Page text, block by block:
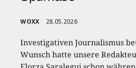
WOXX 28.05.2026
Investigativen Journalismus
Wunsch hatte unsere